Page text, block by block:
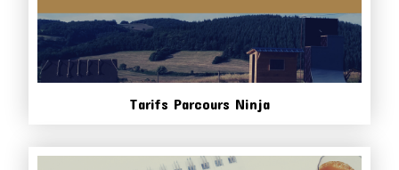
Tarifs Parcours Ninja